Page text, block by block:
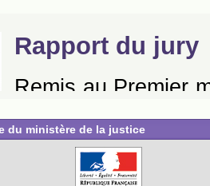
du ministère de la justice